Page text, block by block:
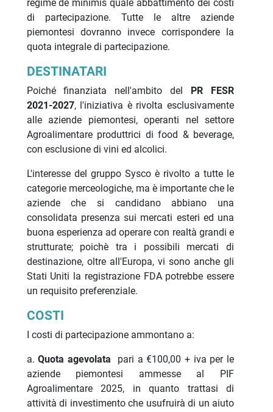
regime de minimis quale abbattimento dei costi
di partecipazione. Tutte le altre aziende
piemontesi dovranno invece corrispondere la
quota integrale di partecipazione.
DESTINATARI
Poiché finanziata nell'ambito del
PR FESR
2021-2027, l'iniziativa è rivolta esclusivamente
alle aziende piemontesi, operanti nel settore
Agroalimentare produttrici di food & beverage,
con esclusione di vini ed alcolici.
L'interesse del gruppo Sysco è rivolto a tutte le
categorie merceologiche, ma è importante che le
aziende che si candidano abbiano una
consolidata presenza sui mercati esteri ed una
buona esperienza ad operare con realtà grandi e
strutturate; poichè tra i possibili mercati di
destinazione, oltre all'Europa, vi sono anche gli
Stati Uniti la registrazione FDA potrebbe essere
un requisito preferenziale.
COSTI
I costi di partecipazione ammontano a:
a.Quota agevolata pari a €100,00 + iva per le
aziende piemontesi ammesse al PIF
Agroalimentare 2025, in quanto trattasi di
attività di investimento che usufruirà di un aiuto